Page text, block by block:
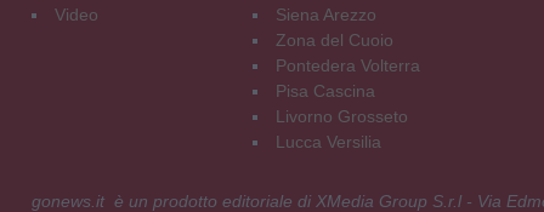
Video
Siena Arezzo
Zona del Cuoio
Pontedera Volterra
Pisa Cascina
Livorno Grosseto
Lucca Versilia
gonews.it è un prodotto editoriale di XMedia Group S.r.l - Via